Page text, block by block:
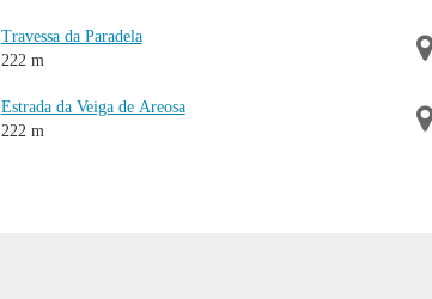
Travessa da Paradela
222 m
Estrada da Veiga de Areosa
222 m